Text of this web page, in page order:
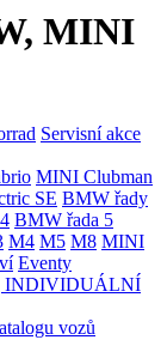
MINI
Servisní akce
MINI Clubman
SE BMW řady
BMW řada 5
M4 M5 M8 MINI
Eventy